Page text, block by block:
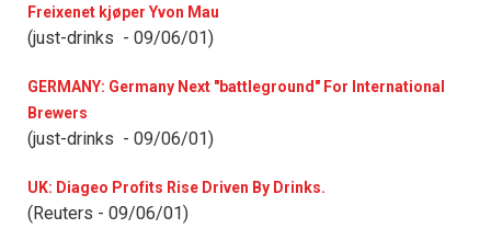
Freixenet kjøper Yvon Mau
(just-drinks - 09/06/01)
GERMANY: Germany Next "battleground" For International
Brewers
(just-drinks - 09/06/01)
UK: Diageo Profits Rise Driven By Drinks.
(Reuters - 09/06/01)